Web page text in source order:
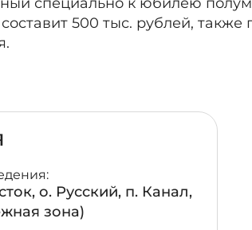
500 тыс. рублей,
о. Русский, п. Канал,
зона)